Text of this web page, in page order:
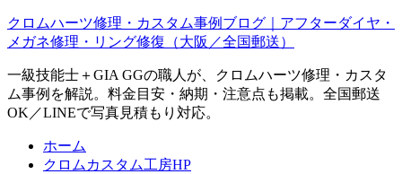
クロムハーツ修理・カスタム事例ブログ｜アフターダイヤ・
メガネ修理・リング修復（大阪／全国郵送）
一級技能士＋GIA GGの職人が、クロムハーツ修理・カスタ
ム事例を解説。料金目安・納期・注意点も掲載。全国郵送
OK／LINEで写真見積もり対応。
ホーム
クロムカスタム工房HP